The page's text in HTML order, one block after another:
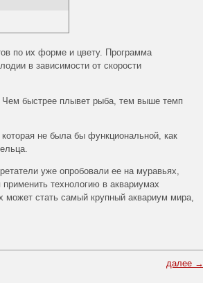
по их форме и цвету. Программа
в зависимости от скорости
Чем быстрее плывет рыба, тем выше темп
не была бы функциональной, как
уже опробовали ее на муравьях,
технологию в аквариумах
может стать самый крупный аквариум мира,
далее →